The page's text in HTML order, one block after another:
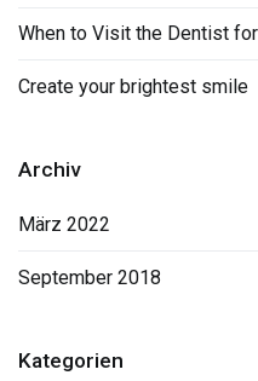
When to Visit the Dentist
Create your brightest smile
Archiv
März 2022
September 2018
Kategorien